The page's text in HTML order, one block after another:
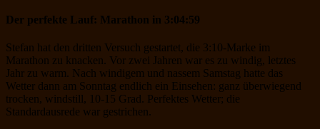
Der perfekte Lauf: Marathon in 3:04:59
Stefan hat den dritten Versuch gestartet, die 3:10-Marke im
Marathon zu knacken. Vor zwei Jahren war es zu windig, letztes
Jahr zu warm. Nach windigem und nassem Samstag hatte das
Wetter dann am Sonntag endlich ein Einsehen: ganz überwiegend
trocken, windstill, 10-15 Grad. Perfektes Wetter; die
Standardausrede war gestrichen.